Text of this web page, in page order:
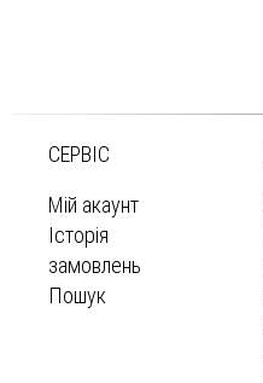
СЕРВІС
Мій акаунт
Історія
замовлень
Пошук